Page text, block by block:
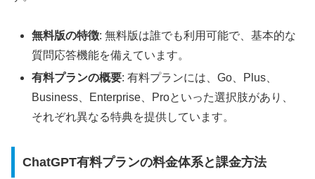
無料版の特徴: 無料版は誰でも利用可能で、基本的な
質問応答機能を備えています。
有料プランの概要: 有料プランには、Go、Plus、
Business、Enterprise、Proといった選択肢があり、
それぞれ異なる特典を提供しています。
ChatGPT有料プランの料金体系と課金方法